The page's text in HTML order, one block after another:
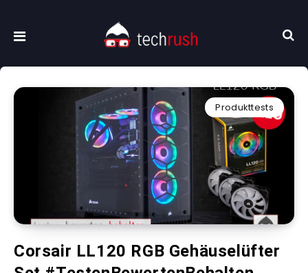
Produkttests
Corsair LL120 RGB Gehäuselüfter